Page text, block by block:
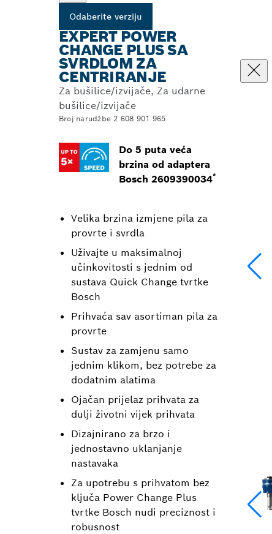
Odaberite verziju
EXPERT POWER
CHANGE PLUS SA
SVRDLOM ZA
CENTRIRANJE
Za bušilice/izvijače, Za udarne
bušilice/izvijače
Broj narudžbe 2 608 901 965
Do 5 puta veća
brzina od adaptera
Bosch 2609390034*
Velika brzina izmjene pila za
provrte i svrdla
Uživajte u maksimalnoj
učinkovitosti s jednim od
sustava Quick Change tvrtke
Bosch
Prihvaća sav asortiman pila za
provrte
Sustav za zamjenu samo
jednim klikom, bez potrebe za
dodatnim alatima
Ojačan prijelaz prihvata za
dulji životni vijek prihvata
Dizajnirano za brzo i
jednostavno uklanjanje
nastavaka
Za upotrebu s prihvatom bez
ključa Power Change Plus
tvrtke Bosch nudi preciznost i
robusnost